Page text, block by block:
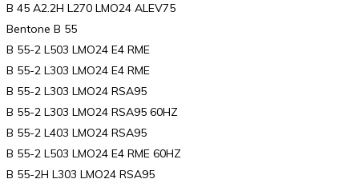
B 45 A2.2H L270 LMO24 ALEV75
Bentone B 55
B 55-2 L503 LMO24 E4 RME
B 55-2 L303 LMO24 E4 RME
B 55-2 L303 LMO24 RSA95
B 55-2 L303 LMO24 RSA95 60HZ
B 55-2 L403 LMO24 RSA95
B 55-2 L503 LMO24 E4 RME 60HZ
B 55-2H L303 LMO24 RSA95